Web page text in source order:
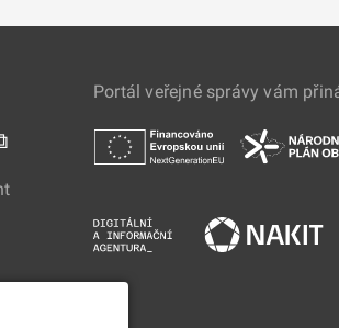
Portál veřejné správy vám